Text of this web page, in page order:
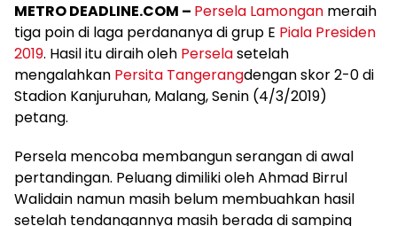
METRO DEADLINE.COM – Persela Lamongan meraih
tiga poin di laga perdananya di grup E Piala Presiden
2019. Hasil itu diraih oleh Perselasetelah
mengalahkan Persita Tangerangdengan skor 2-0 di
Stadion Kanjuruhan, Malang, Senin (4/3/2019)
petang.
Persela mencoba membangun serangan di awal
pertandingan. Peluang dimiliki oleh Ahmad Birrul
Walidain namun masih belum membuahkan hasil
setelah tendangannya masih berada di samping